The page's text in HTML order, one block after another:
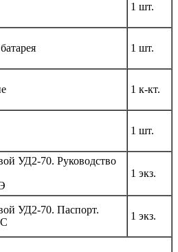
1 шт.
1 шт.
1 к-кт.
1 шт.
УД2-70. Руководство
1 экз.
УД2-70. Паспорт.
1 экз.